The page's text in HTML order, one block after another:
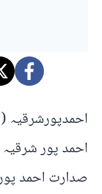
احمدپورشرقیہ
احمد پور
صدارت احمد